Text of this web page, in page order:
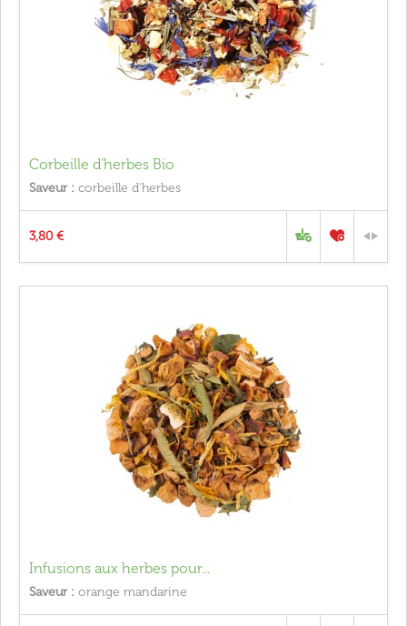
Corbeille d'herbes Bio
Saveur : corbeille d'herbes
3,80 €
Infusions aux herbes pour...
Saveur : orange mandarine